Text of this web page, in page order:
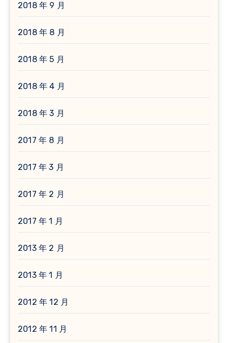
2018 年 9 月
2018 年 8 月
2018 年 5 月
2018 年 4 月
2018 年 3 月
2017 年 8 月
2017 年 3 月
2017 年 2 月
2017 年 1 月
2013 年 2 月
2013 年 1 月
2012 年 12 月
2012 年 11 月